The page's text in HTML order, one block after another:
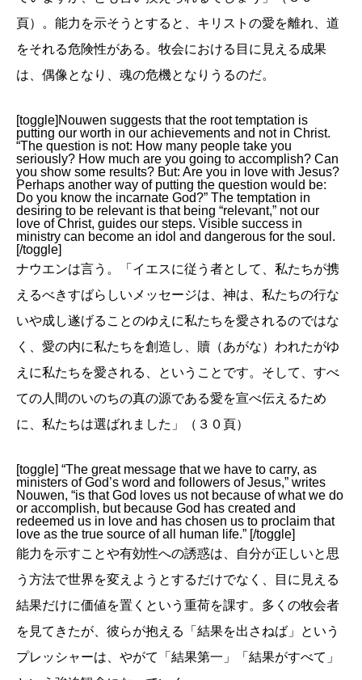
頁）。能力を示そうとすると、キリストの愛を離れ、道
をそれる危険性がある。牧会における目に見える成果
は、偶像となり、魂の危機となりうるのだ。
[toggle]Nouwen suggests that the root temptation is
putting our worth in our achievements and not in Christ.
“The question is not: How many people take you
seriously? How much are you going to accomplish? Can
you show some results? But: Are you in love with Jesus?
Perhaps another way of putting the question would be:
Do you know the incarnate God?” The temptation in
desiring to be relevant is that being “relevant,” not our
love of Christ, guides our steps. Visible success in
ministry can become an idol and dangerous for the soul.
[/toggle]
ナウエンは言う。「イエスに従う者として、私たちが携
えるべきすばらしいメッセージは、神は、私たちの行な
いや成し遂げることのゆえに私たちを愛されるのではな
く、愛の内に私たちを創造し、贖（あがな）われたがゆ
えに私たちを愛される、ということです。そして、すべ
ての人間のいのちの真の源である愛を宣べ伝えるため
に、私たちは選ばれました」（３０頁）
[toggle] “The great message that we have to carry, as
ministers of God’s word and followers of Jesus,” writes
Nouwen, “is that God loves us not because of what we do
or accomplish, but because God has created and
redeemed us in love and has chosen us to proclaim that
love as the true source of all human life.” [/toggle]
能力を示すことや有効性への誘惑は、自分が正しいと思
う方法で世界を変えようとするだけでなく、目に見える
結果だけに価値を置くという重荷を課す。多くの牧会者
を見てきたが、彼らが抱える「結果を出さねば」という
プレッシャーは、やがて「結果第一」「結果がすべて」